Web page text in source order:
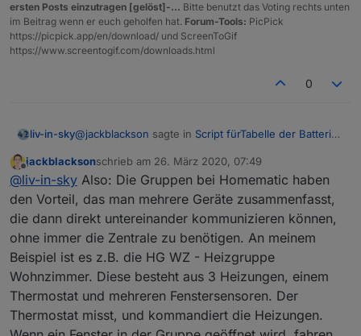
ersten Posts einzutragen [gelöst]-... Bitte benutzt das Voting rechts unten
im Beitrag wenn er euch geholfen hat. Forum-Tools: PicPick
https://picpick.app/en/download/ und ScreenToGif
https://www.screentogif.com/downloads.html
0
liv-in-sky@jackblackson sagte in Script fürTabelle der Batterie
Hat jemand eine Ahnung, wieso manche Geräte
mit der Typbezeichnung, und manche mit dem
Namen angezeigt werden? Eigentlich sind alle
gleich angelegt..
Und dann noch die Frage: ist es möglich,
Gruppen auszublenden? Aus meiner Sicht
macht der Status bei Gruppen ja nicht so viel
Sinn, wenn die Geräte auch einzeln dabei sind.
guten morgen
jetzt musst du mir das bitte erklären - die
datenpunkte sehen aus, wie immer - ich checke das
mit den gruppen nicht
was genau ist da doppelt ? was genau möchtest du
ausblenden ? bitte erklärung für dummies - ich habe
Offline
jackblacksonschrieb am 26. März 2020, 07:49
zuletzt editiert von
@liv-in-sky Also: Die Gruppen bei Homematic haben
den Vorteil, das man mehrere Geräte zusammenfasst,
die dann direkt untereinander kommunizieren können,
ohne immer die Zentrale zu benötigen. An meinem
Beispiel ist es z.B. die HG WZ - Heizgruppe
Wohnzimmer. Diese besteht aus 3 Heizungen, einem
Thermostat und mehreren Fenstersensoren. Der
Thermostat misst, und kommandiert die Heizungen.